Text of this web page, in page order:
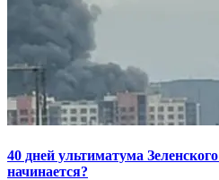
40 дней ультиматума
начинается?